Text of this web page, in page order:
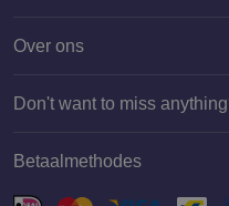
020 659 3444
Over ons
Don't want to miss
Betaalmethodes